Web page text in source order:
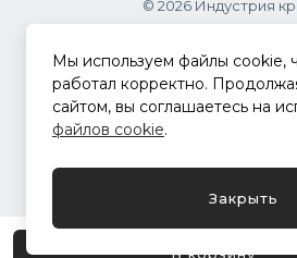
В корзину
© 2026 Индустрия
.
Политика
Мы используем файлы cookie,
работал корректно.
сайтом, вы соглашаетесь на
файлов cookie.
Закрыть